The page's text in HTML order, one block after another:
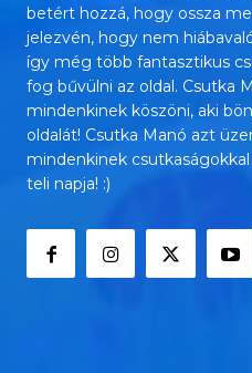
betért hozzá, hogy ossza
jelezvén, hogy nem
így még több fantasztikus
fog bűvülni az oldal. Csutka
mindenkinek köszöni, aki
oldalát! Csutka Manó azt
mindenkinek
teli napja! :)